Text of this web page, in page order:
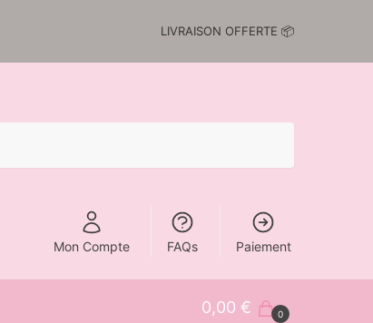
LIVRAISON OFFERTE 📦
Mon Compte FAQs Paiement
0,00 € 0